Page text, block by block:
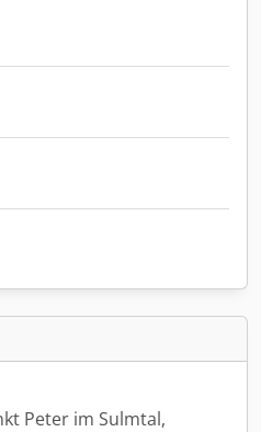
Peter im Sulmtal,